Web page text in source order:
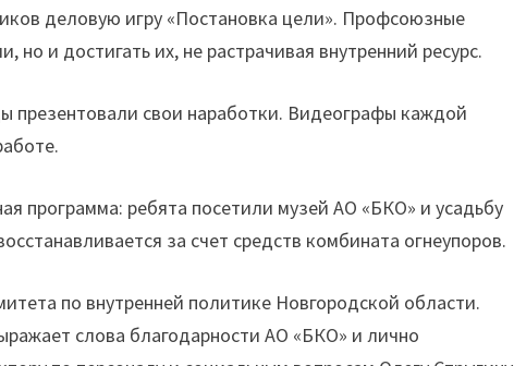
деловую игру «Постановка цели». Профсоюзные
и достигать их, не растрачивая внутренний ресурс.
презентовали свои наработки. Видеографы каждой
программа: ребята посетили музей АО «БКО» и усадьбу
за счет средств комбината огнеупоров.
по внутренней политике Новгородской области.
слова благодарности АО «БКО» и лично